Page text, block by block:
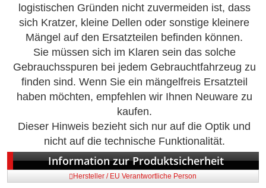
logistischen Gründen nicht zuvermeiden ist, dass
sich Kratzer, kleine Dellen oder sonstige kleinere
Mängel auf den Ersatzteilen befinden können.
Sie müssen sich im Klaren sein das solche
Gebrauchsspuren bei jedem Gebrauchtfahrzeug zu
finden sind. Wenn Sie ein mängelfreis Ersatzteil
haben möchten, empfehlen wir Ihnen Neuware zu
kaufen.
Dieser Hinweis bezieht sich nur auf die Optik und
nicht auf die technische Funktionalität.
Information zur Produktsicherheit
Hersteller / EU Verantwortliche Person